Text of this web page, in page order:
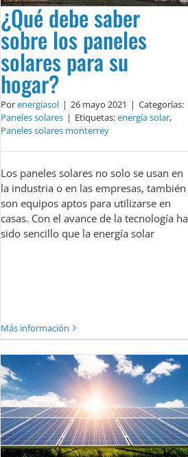
¿Qué debe saber
sobre los paneles
solares para su
hogar?
Porenergiasol | 26 mayo 2021 | Categorías:
Paneles solares | Etiquetas:energía solar,
Paneles solares monterrey
Los paneles solares no solo se usan en
la industria o en las empresas, también
son equipos aptos para utilizarse en
casas. Con el avance de la tecnología ha
sido sencillo que la energía solar
Más información